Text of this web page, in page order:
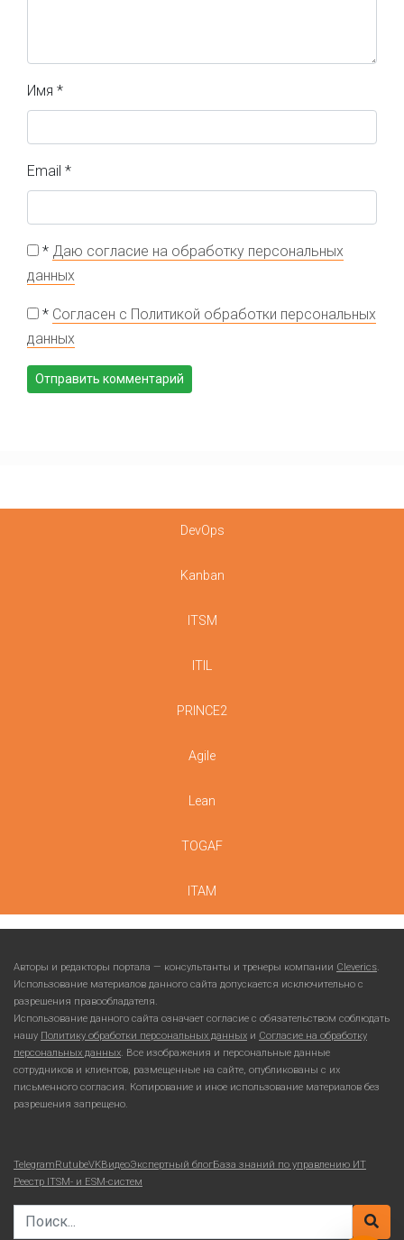
Имя *
Email *
* Даю согласие на обработку персональных
данных
* Согласен с Политикой обработки персональных
данных
DevOps
Kanban
ITSM
ITIL
PRINCE2
Agile
Lean
TOGAF
ITAM
Авторы и редакторы портала — консультанты и тренеры компании Cleverics.
Использование материалов данного сайта допускается исключительно с
разрешения правообладателя.
Использование данного сайта означает согласие с обязательством соблюдать
нашу Политику обработки персональных данных и Согласие на обработку
персональных данных. Все изображения и персональные данные
сотрудников и клиентов, размещенные на сайте, опубликованы с их
письменного согласия. Копирование и иное использование материалов без
разрешения запрещено.
TelegramRutubeVKВидеоЭкспертный блогБаза знаний по управлению ИТ
Реестр ITSM- и ESM-систем
Search for